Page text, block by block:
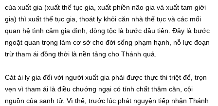
của xuất gia (xuất thế tục gia, xuất phiền não gia và xuất tam giới
gia) thì xuất thế tục gia, thoát ly khỏi căn nhà thế tục và các mối
quan hệ tình cảm gia đình, dòng tộc là bước đầu tiên. Đây là bước
ngoặt quan trọng làm cơ sở cho đời sống phạm hạnh, nỗ lực đoạn
trừ tham ái đồng thời là nền tảng cho Thánh quả.
Cát ái ly gia đối với người xuất gia phải được thực thi triệt để, trọn
vẹn vì tham ái là điều chướng ngại có tính chất thâm căn, cội
nguồn của sanh tử. Vì thế, trước lúc phát nguyện tiếp nhận Thánh